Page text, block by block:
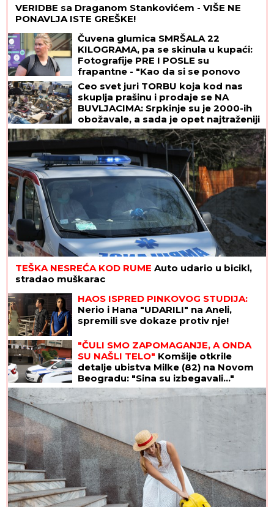
VERIDBE sa Draganom Stankovićem - VIŠE NE
PONAVLJA ISTE GREŠKE!
Čuvena glumica SMRŠALA 22
KILOGRAMA, pa se skinula u kupaći:
Fotografije PRE I POSLE su
frapantne - "Kao da si se ponovo
rodila"
Ceo svet juri TORBU koja kod nas
skuplja prašinu i prodaje se NA
BUVLJACIMA: Srpkinje su je 2000-ih
obožavale, a sada je opet najtraženiji
komad!
TEŠKA NESREĆA KOD RUME Auto udario u bicikl,
stradao muškarac
HAOS ISPRED PINKOVOG STUDIJA:
Nerio i Hana "UDARILI" na Aneli,
spremili sve dokaze protiv nje!
"ČULI SMO ZAPOMAGANJE, A ONDA
SU NAŠLI TELO" Komšije otkrile
detalje ubistva Milke (82) na Novom
Beogradu: "Sina su izbegavali..."